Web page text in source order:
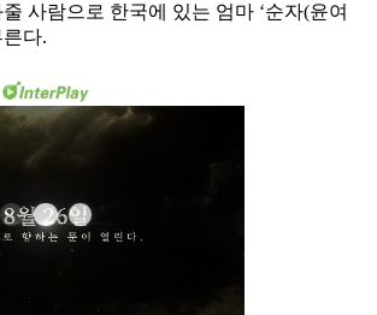
줄 사람으로 한국에 있는 엄마 ‘순자(윤여
다.